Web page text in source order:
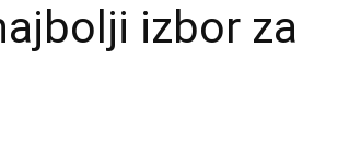
izbor za